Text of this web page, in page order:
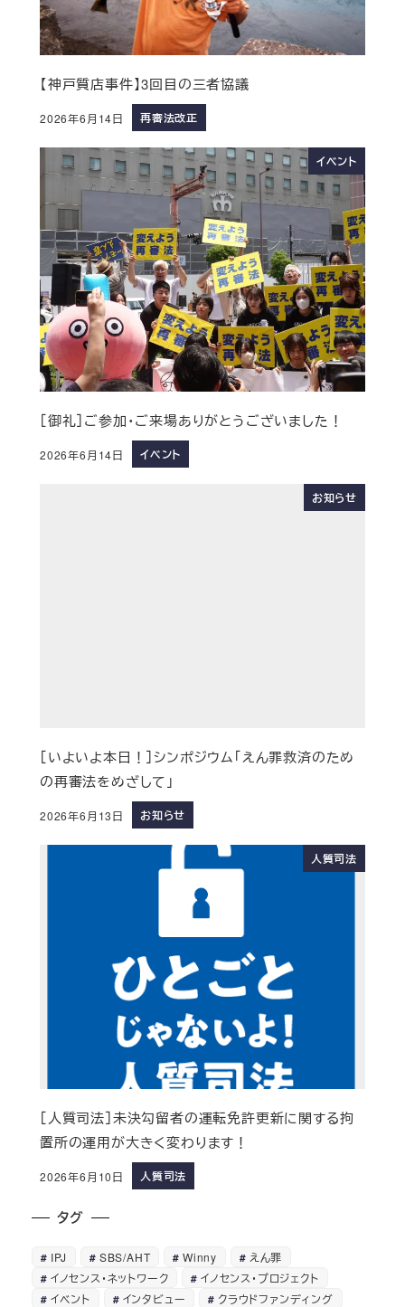
【神戸質店事件】3回目の三者協議
2026年6月14日 再審法改正
イベント
［御礼］ご参加・ご来場ありがとうございました！
2026年6月14日 イベント
お知らせ
［いよいよ本日！］シンポジウム「えん罪救済のため
の再審法をめざして」
2026年6月13日 お知らせ
人質司法
［人質司法］未決勾留者の運転免許更新に関する拘
置所の運用が大きく変わります！
2026年6月10日 人質司法
タグ
IPJ SBS/AHT Winny
えん罪
イノセンス・ネットワーク
イノセンス・プロジェクト
イベント
インタビュー
クラウドファンディング